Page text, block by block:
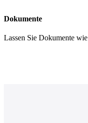
Dokumente
Lassen Sie Dokumente